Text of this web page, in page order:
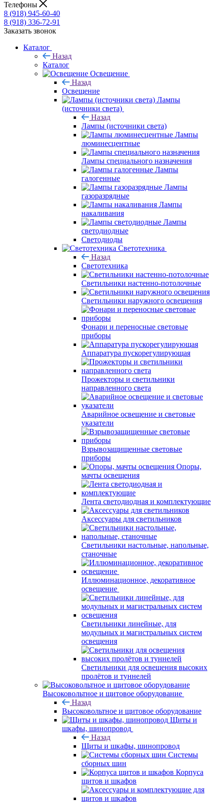
Телефоны
8 (918) 945-60-40
8 (918) 336-72-91
Заказать звонок
Каталог
Назад
Каталог
Освещение
Назад
Освещение
Лампы
(источники света)
Назад
Лампы (источники света)
Лампы
люминесцентные
Лампы специального назначения
Лампы
галогенные
Лампы
газоразрядные
Лампы
накаливания
Лампы
светодиодные
Светодиоды
Светотехника
Назад
Светотехника
Светильники настенно-потолочные
Светильники наружного освещения
Фонари и переносные световые
приборы
Аппаратура пускорегулирующая
Прожекторы и светильники
направленного света
Аварийное освещение и световые
указатели
Взрывозащищенные световые
приборы
Опоры,
мачты освещения
Лента светодиодная и комплектующие
Аксессуары для светильников
Светильники настольные, напольные,
станочные
Иллюминационное, декоративное
освещение
Светильники линейные, для
модульных и магистральных систем
освещения
Светильники для освещения высоких
пролётов и туннелей
Высоковольтное и щитовое оборудование
Назад
Высоковольтное и щитовое оборудование
Щиты и
шкафы, шинопровод
Назад
Щиты и шкафы, шинопровод
Системы
сборных шин
Корпуса
щитов и шкафов